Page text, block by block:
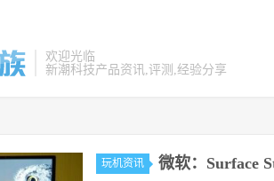
欢迎光临
新潮科技产品资讯,评测,经验分享
玩机资讯 微软：Surface